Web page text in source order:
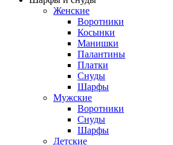
Женские
Воротники
Косынки
Манишки
Палантины
Платки
Снуды
Шарфы
Мужские
Воротники
Снуды
Шарфы
Детские